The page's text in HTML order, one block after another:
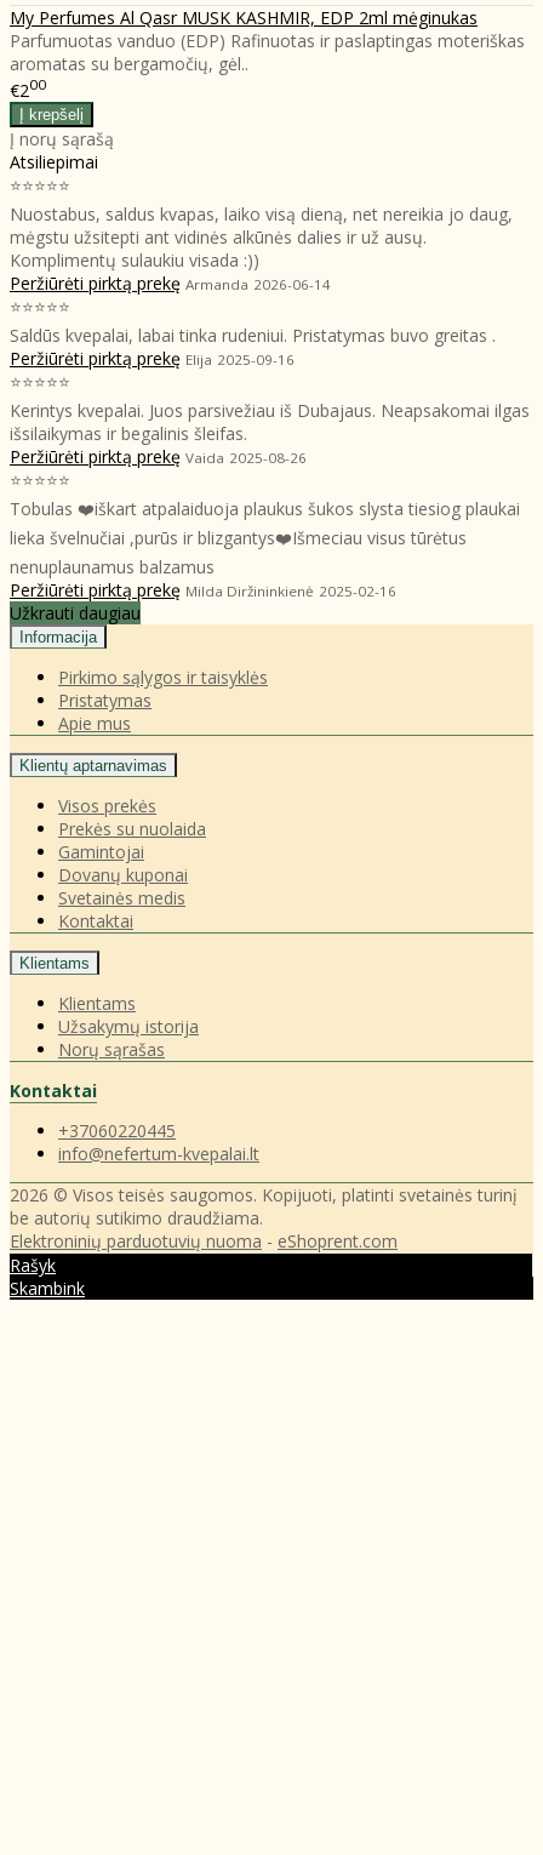
My Perfumes Al Qasr MUSK KASHMIR, EDP 2ml mėginukas
Parfumuotas vanduo (EDP) Rafinuotas ir paslaptingas moteriškas
aromatas su bergamočių, gėl..
€200
Į norų sąrašą
Atsiliepimai
⭐⭐⭐⭐⭐
Nuostabus, saldus kvapas, laiko visą dieną, net nereikia jo daug,
mėgstu užsitepti ant vidinės alkūnės dalies ir už ausų.
Komplimentų sulaukiu visada :))
Peržiūrėti pirktą prekę Armanda 2026-06-14
⭐⭐⭐⭐⭐
Saldūs kvepalai, labai tinka rudeniui. Pristatymas buvo greitas .
Peržiūrėti pirktą prekę Elija 2025-09-16
⭐⭐⭐⭐⭐
Kerintys kvepalai. Juos parsivežiau iš Dubajaus. Neapsakomai ilgas
išsilaikymas ir begalinis šleifas.
Peržiūrėti pirktą prekę Vaida 2025-08-26
⭐⭐⭐⭐⭐
Tobulas ❤️iškart atpalaiduoja plaukus šukos slysta tiesiog plaukai
lieka švelnučiai ,purūs ir blizgantys❤️Išmeciau visus tūrėtus
nenuplaunamus balzamus
Peržiūrėti pirktą prekę Milda Diržininkienė 2025-02-16
Užkrauti daugiau
Informacija
Pirkimo sąlygos ir taisyklės
Pristatymas
Apie mus
Klientų aptarnavimas
Visos prekės
Prekės su nuolaida
Gamintojai
Dovanų kuponai
Svetainės medis
Kontaktai
Klientams
Klientams
Užsakymų istorija
Norų sąrašas
Kontaktai
+37060220445
info@nefertum-kvepalai.lt
2026 © Visos teisės saugomos. Kopijuoti, platinti svetainės turinį
be autorių sutikimo draudžiama.
Elektroninių parduotuvių nuoma - eShoprent.com
Rašyk
Skambink